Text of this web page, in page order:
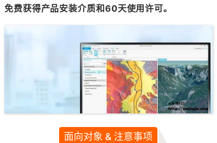
免费获得产品安装介质和60天使用许可。
面向对象 & 注意事项